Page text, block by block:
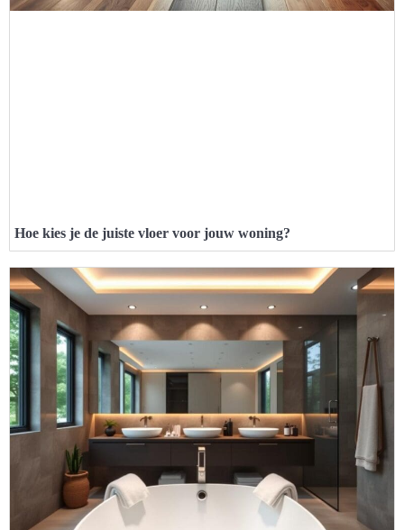
Hoe kies je de juiste vloer voor jouw woning?